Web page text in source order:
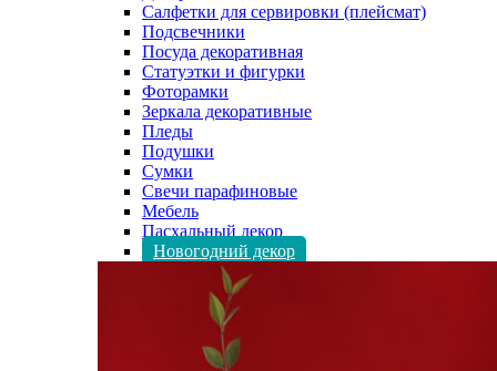
Салфетки для сервировки (плейсмат)
Подсвечники
Посуда декоративная
Статуэтки и фигурки
Фоторамки
Зеркала декоративные
Пледы
Подушки
Сумки
Свечи парафиновые
Мебель
Пасхальный декор
Новогодний декор